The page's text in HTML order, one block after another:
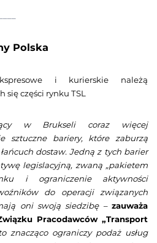
Polska
i kurierskie należą
części rynku TSL
w Brukseli coraz więcej
sztuczne bariery, które zaburzą
dostaw. Jedną z tych barier
legislacyjną, zwaną „pakietem
i ograniczenie aktywności
do operacji związanych
oni swoją siedzibę – zauważa
Pracodawców „Transport
znacząco ograniczy podaż usług